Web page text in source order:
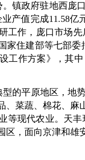
镇政府驻地西庞
业产值完成11.58
工作，庞口市场
家住建部等七部
工作方案》，其
型的平原地区，地
、菜蔬、棉花、
等现代农业。天
区，面向京津和